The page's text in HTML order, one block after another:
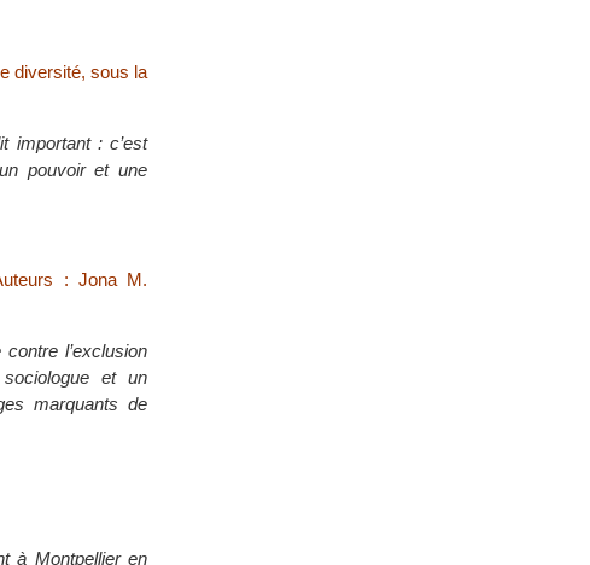
diversité, sous la
important : c’est
pouvoir et une
: Jona M.
l’exclusion
et un
marquants de
à Montpellier en